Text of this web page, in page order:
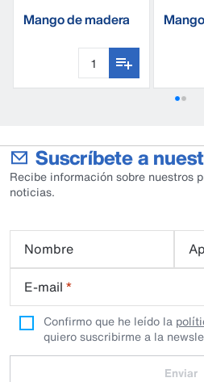
Mango de madera
Suscríbete a
Recibe información sobre nuestros
noticias.
Nombre
E-mail *
Confirmo que he leído la
quiero suscribirme a la
Enviar